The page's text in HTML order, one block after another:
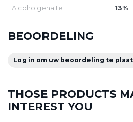
Alcoholgehalte
13%
BEOORDELING
Log in om uw beoordeling te
THOSE PRODUCTS
INTEREST YOU